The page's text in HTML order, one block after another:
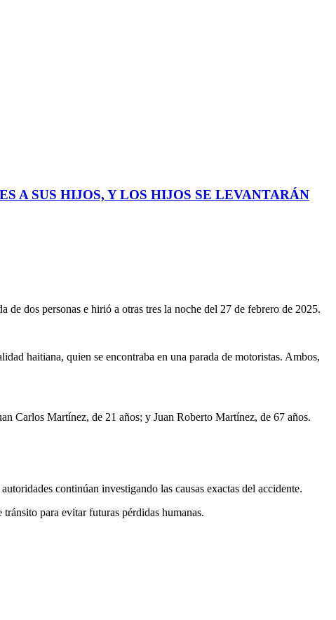
A SUS HIJOS, Y LOS HIJOS SE LEVANTARÁN
dos personas e hirió a otras tres la noche del 27 de febrero de 2025.
haitiana, quien se encontraba en una parada de motoristas. Ambos,
Carlos Martínez, de 21 años; y Juan Roberto Martínez, de 67 años.
continúan investigando las causas exactas del accidente.
para evitar futuras pérdidas humanas.